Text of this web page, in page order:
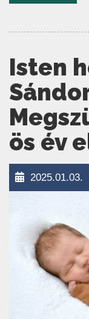
Isten
ös év
2025.01.03.